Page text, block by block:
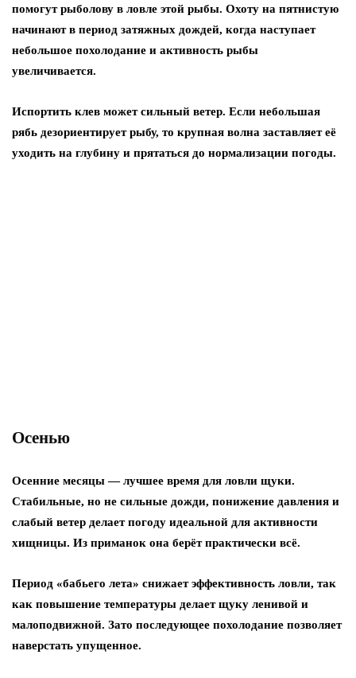
помогут рыболову в ловле этой рыбы. Охоту на пятнистую
начинают в период затяжных дождей, когда наступает
небольшое похолодание и активность рыбы
увеличивается.
Испортить клев может сильный ветер. Если небольшая
рябь дезориентирует рыбу, то крупная волна заставляет её
уходить на глубину и прятаться до нормализации погоды.
Осенью
Осенние месяцы — лучшее время для ловли щуки.
Стабильные, но не сильные дожди, понижение давления и
слабый ветер делает погоду идеальной для активности
хищницы. Из приманок она берёт практически всё.
Период «бабьего лета» снижает эффективность ловли, так
как повышение температуры делает щуку ленивой и
малоподвижной. Зато последующее похолодание позволяет
наверстать упущенное.